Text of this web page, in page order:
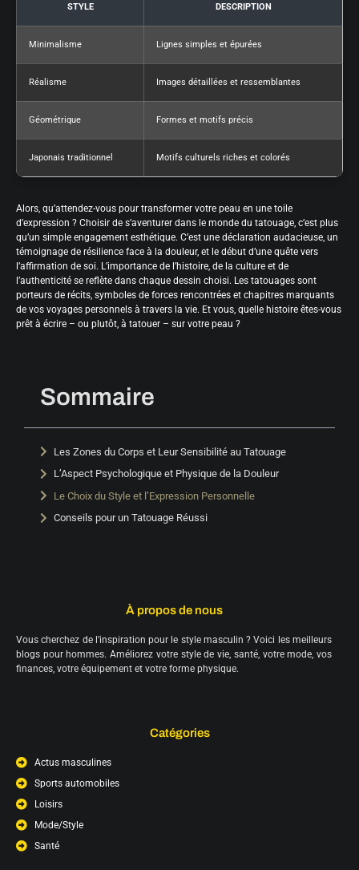
STYLE DESCRIPTION
Minimalisme Lignes simples et épurées
Réalisme Images détaillées et ressemblantes
Géométrique Formes et motifs précis
Japonais traditionnel Motifs culturels riches et colorés
Alors, qu’attendez-vous pour transformer votre peau en une toile
d’expression ? Choisir de s’aventurer dans le monde du tatouage, c’est plus
qu’un simple engagement esthétique. C’est une déclaration audacieuse, un
témoignage de résilience face à la douleur, et le début d’une quête vers
l’affirmation de soi. L’importance de l’histoire, de la culture et de
l’authenticité se reflète dans chaque dessin choisi. Les tatouages sont
porteurs de récits, symboles de forces rencontrées et chapitres marquants
de vos voyages personnels à travers la vie. Et vous, quelle histoire êtes-vous
prêt à écrire – ou plutôt, à tatouer – sur votre peau ?
Sommaire
Les Zones du Corps et Leur Sensibilité au Tatouage
L’Aspect Psychologique et Physique de la Douleur
Le Choix du Style et l’Expression Personnelle
Conseils pour un Tatouage Réussi
À propos de nous
Vous cherchez de l’inspiration pour le style masculin ? Voici les meilleurs
blogs pour hommes. Améliorez votre style de vie, santé, votre mode, vos
finances, votre équipement et votre forme physique.
Catégories
Actus masculines
Sports automobiles
Loisirs
Mode/Style
Santé